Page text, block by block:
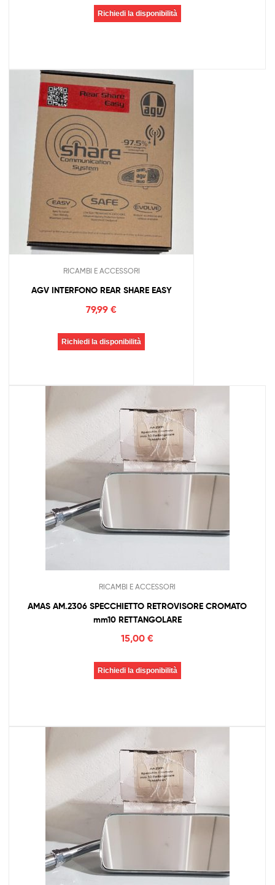
Richiedi la disponibilità
RICAMBI E ACCESSORI
AGV INTERFONO REAR SHARE EASY
79,99 €
Richiedi la disponibilità
RICAMBI E ACCESSORI
AMAS AM.2306 SPECCHIETTO RETROVISORE CROMATO
mm10 RETTANGOLARE
15,00 €
Richiedi la disponibilità